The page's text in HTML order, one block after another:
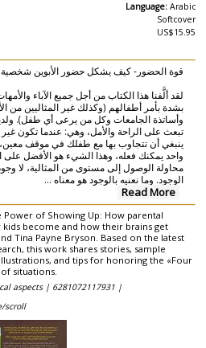
Language: Arabic
Softcover
US$15.95
قوة الحضور- كيف يشكل حضور الأبوين شخصية
لقد ألَّفنا هذا الكتاب من أجل جميع الآباء
بشدة بأمر أطفالهم (وكذلك غير المثاليين من
وأساتذة الجامعات وكل من يرعى أي طفل).
تبعث على الراحة والأمل، وهي: عندما تكون
ينبغي أن تتجاوب بها مع طفلك في موقف معين،
واحد يمكنك فعله، وهذا الشيء هو الأفضل على
محاولة الوصول إلى مستوى من المثالية، لا
الوجود. وما نعنيه بالوجود هو معناه ...
Read More
Power of Showing Up: How parental
become and how their brains get
Tina Payne Bryson. Based on the latest
this work shares stories, sample
and tips for honoring the «Four
situations.
aspects | 6281072117931 |
scroll